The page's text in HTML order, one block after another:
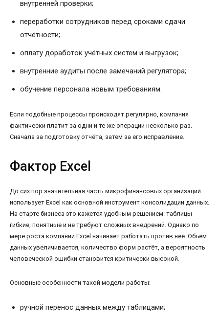
внутренней проверки;
переработки сотрудников перед сроками сдачи
отчётности;
оплату доработок учётных систем и выгрузок;
внутренние аудиты после замечаний регулятора;
обучение персонала новым требованиям.
Если подобные процессы происходят регулярно, компания
фактически платит за одни и те же операции несколько раз.
Сначала за подготовку отчёта, затем за его исправление.
Фактор Excel
До сих пор значительная часть микрофинансовых организаций
использует Excel как основной инструмент консолидации данных.
На старте бизнеса это кажется удобным решением: таблицы
гибкие, понятные и не требуют сложных внедрений. Однако по
мере роста компании Excel начинает работать против неё. Объём
данных увеличивается, количество форм растёт, а вероятность
человеческой ошибки становится критически высокой.
Основные особенности такой модели работы:
ручной перенос данных между таблицами;